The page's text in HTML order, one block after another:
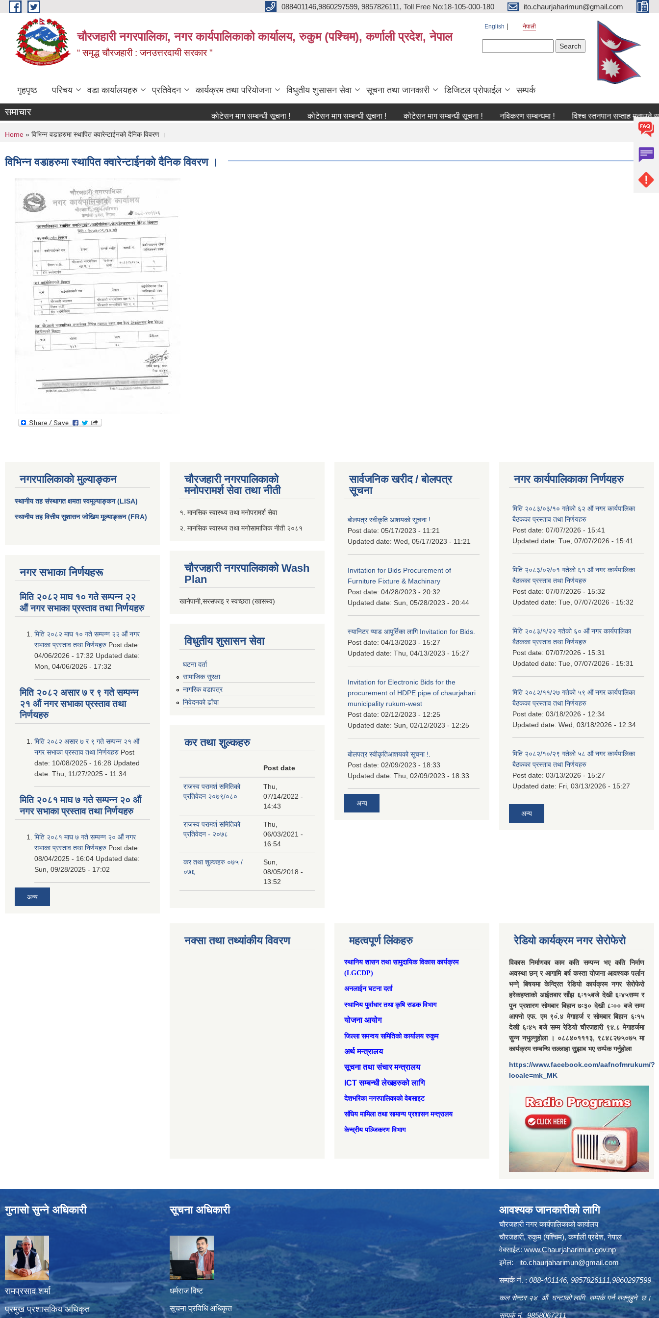
Skip to main content 088401146,9860297599, 9857826111, Toll Free No:18-105-000-180 ito.chaurjaharimun@gmail.com
चौरजहारी नगरपालिका, नगर कार्यपालिकाको कार्यालय, रुकुम (पश्चिम), कर्णाली प्रदेश, नेपाल
“ समृद्ध चौरजहारी : जनउत्तरदायी सरकार "
English नेपाली
गृहपृष्ठ परिचय वडा कार्यालयहरु प्रतिवेदन कार्यक्रम तथा परियोजना विधुतीय शुसासन सेवा सूचना तथा जानकारी डिजिटल प्रोफाईल सम्पर्क
समाचार कोटेसन माग सम्बन्धी सूचना ! कोटेसन माग सम्बन्धी सूचना ! कोटेसन माग सम्बन्धी सूचना ! नविकरण सम्बन्धमा ! विश्च स्तनपान सप्ताह मनाउने सम्बन्धी
You are here
Home » विभिन्न वडाहरुमा स्थापित क्वारेन्टाईनको दैनिक विवरण ।
विभिन्न वडाहरुमा स्थापित क्वारेन्टाईनको दैनिक विवरण ।
नगरपालिकाको मुल्याङ्कन
स्थानीय तह संस्थागत क्षमता स्वमूल्याङ्कन (LISA)
स्थानीय तह वित्तीय सुशासन जोखिम मूल्याङ्कन (FRA)
नगर सभाका निर्णयहरू
मिति २०८२ माघ १० गते सम्पन्न २२
औं नगर सभाका प्रस्ताव तथा निर्णयहरु
मिति २०८२ माघ १० गते सम्पन्न २२ औं नगर
सभाका प्रस्ताव तथा निर्णयहरु Post date:
04/06/2026 - 17:32 Updated date:
Mon, 04/06/2026 - 17:32
मिति २०८२ असार ७ र ९ गते सम्पन्न
२१ औं नगर सभाका प्रस्ताव तथा
निर्णयहरु
मिति २०८२ असार ७ र ९ गते सम्पन्न २१ औं
नगर सभाका प्रस्ताव तथा निर्णयहरु Post
date: 10/08/2025 - 16:28 Updated
date: Thu, 11/27/2025 - 11:34
मिति २०८१ माघ ७ गते सम्पन्न २० औं
नगर सभाका प्रस्ताव तथा निर्णयहरु
मिति २०८१ माघ ७ गते सम्पन्न २० औं नगर
सभाका प्रस्ताव तथा निर्णयहरु Post date:
08/04/2025 - 16:04 Updated date:
Sun, 09/28/2025 - 17:02
अन्य
चौरजहारी नगरपालिकाको
मनोपरामर्श सेवा तथा नीती
१. मानसिक स्वास्थ्य तथा मनोपरामर्श सेवा
२. मानसिक स्वास्थ्य तथा मनोसामाजिक नीती २०८१
चौरजहारी नगरपालिकाको Wash
Plan
खानेपानी,सरसफाइ र स्वच्छता (खासस्व)
विधुतीय शुसासन सेवा
घटना दर्ता
सामाजिक सुरक्षा
नागरिक वडापत्र
निवेदनको ढाँचा
कर तथा शुल्कहरु
Post date
राजस्व परामर्श समितिको
प्रतिवेदन २०७९/०८०
Thu,
07/14/2022 -
14:43
राजस्व परामर्श समितिको
प्रतिवेदन - २०७८
Thu,
06/03/2021 -
16:54
कर तथा शुल्कहरु ०७५ /
०७६
Sun,
08/05/2018 -
13:52
सार्वजनिक खरीद / बोलपत्र
सूचना
बोलपत्र स्वीकृति आशयको सूचना !
Post date: 05/17/2023 - 11:21
Updated date: Wed, 05/17/2023 - 11:21
Invitation for Bids Procurement of
Furniture Fixture & Machinary
Post date: 04/28/2023 - 20:32
Updated date: Sun, 05/28/2023 - 20:44
स्यानिटर प्याड आपूर्तिका लागि Invitation for Bids.
Post date: 04/13/2023 - 15:27
Updated date: Thu, 04/13/2023 - 15:27
Invitation for Electronic Bids for the
procurement of HDPE pipe of chaurjahari
municipality rukum-west
Post date: 02/12/2023 - 12:25
Updated date: Sun, 02/12/2023 - 12:25
बोलपत्र स्वीकृतिआशयको सूचना !.
Post date: 02/09/2023 - 18:33
Updated date: Thu, 02/09/2023 - 18:33
अन्य
नगर कार्यपालिकाका निर्णयहरु
मिति २०८३/०३/१० गतेको ६२ औं नगर कार्यपालिका
बैठकका प्रस्ताव तथा निर्णयहरु
Post date: 07/07/2026 - 15:41
Updated date: Tue, 07/07/2026 - 15:41
मिति २०८३/०२/०१ गतेको ६१ औं नगर कार्यपालिका
बैठकका प्रस्ताव तथा निर्णयहरु
Post date: 07/07/2026 - 15:32
Updated date: Tue, 07/07/2026 - 15:32
मिति २०८३/१/२२ गतेको ६० औं नगर कार्यपालिका
बैठकका प्रस्ताव तथा निर्णयहरु
Post date: 07/07/2026 - 15:31
Updated date: Tue, 07/07/2026 - 15:31
मिति २०८२/११/२७ गतेको ५९ औं नगर कार्यपालिका
बैठकका प्रस्ताव तथा निर्णयहरु
Post date: 03/18/2026 - 12:34
Updated date: Wed, 03/18/2026 - 12:34
मिति २०८२/१०/२९ गतेको ५८ औं नगर कार्यपालिका
बैठकका प्रस्ताव तथा निर्णयहरु
Post date: 03/13/2026 - 15:27
Updated date: Fri, 03/13/2026 - 15:27
अन्य
नक्सा तथा तथ्यांकीय विवरण महत्वपूर्ण लिंकहरु
स्थानिय शासन तथा सामुदायिक विकास कार्यक्रम
(LGCDP)
अनलाईन घटना दर्ता
स्थानिय पुर्वाधार तथा कृषि सडक विभाग
योजना आयोग
जिल्ला समन्वय समितिको कार्यालय रुकुम
अर्थ मन्त्रालय
सूचना तथा संचार मन्त्रालय
ICT सम्बन्धी लेखहरुको लागि
देशभरिका नगरपालिकाको वेबसाइट
संघिय मामिला तथा सामान्‍य प्रशासन मन्त्रालय
केन्द्रीय पञ्जिकरण विभाग
रेडियो कार्यक्रम नगर सेरोफेरो
विकास निर्माणका काम कति सम्पन्न भए कति निर्माण
अवस्था छन् र आगामि बर्ष कस्ता योजना आवश्यक पर्लान
भन्ने् बिषयमा केन्द्रित रेडियो कार्यक्रम नगर सेरोफेरो
हरेकहप्ताको आईतबार साँझ ६ः१५बजे देखी ६ः४५सम्म र
पुन प्रशारण सोमबार बिहान ७ः३० देखी ८ः०० बजे सम्म
आफ्नो एफ. एम ९०ं.४ मेगाहर्ज र सोमबार बिहान ६ः१५
देखी ६ः४५ बजे सम्म रेडियो चौरजहारी ९४.८ मेगाहर्जमा
सुन्न नभुल्नुहोला । ०८८४०१११३, ९८४८२७५०७५ मा
कार्यक्रम सम्बन्धि सल्लाहा सुझाब भए सर्म्पक गर्नुहोला
https://www.facebook.com/aafnofmrukum/?
locale=mk_MK
गुनासो सुन्ने अधिकारी
रामप्रसाद शर्मा
प्रमुख प्रशासकिय अधिकृत
सूचना अधिकारी
धर्मराज विष्ट
सूचना प्रविधि अधिकृत
आवश्यक जानकारीको लागि
चौरजहारी नगर कार्यपालिकाको कार्यालय
चौरजहारी, रुकुम (पश्चिम), कर्णाली प्रदेश, नेपाल
वेबसाईट:www.Chaurjaharimun.gov.np
इमेल: ito.chaurjaharimun@gmail.com
सम्पर्क नं. : 088-401146, 9857826111,9860297599
कल सेन्टर २४ औं घन्टाको लागि सम्पर्क गर्न सक्नुहुने छ।
सम्पर्क नं. 9858067211